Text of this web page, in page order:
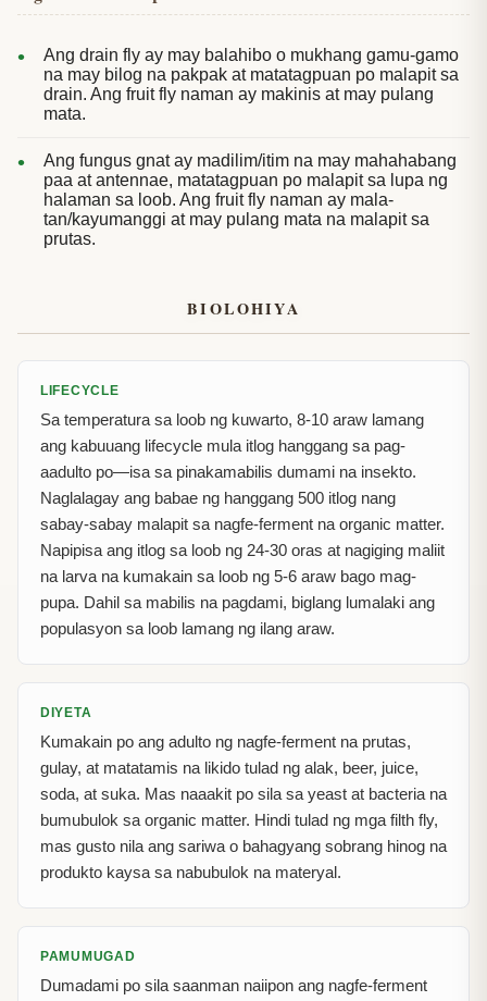
Ang drain fly ay may balahibo o mukhang gamu-gamo
na may bilog na pakpak at matatagpuan po malapit sa
drain. Ang fruit fly naman ay makinis at may pulang
mata.
Ang fungus gnat ay madilim/itim na may mahahabang
paa at antennae, matatagpuan po malapit sa lupa ng
halaman sa loob. Ang fruit fly naman ay mala-
tan/kayumanggi at may pulang mata na malapit sa
prutas.
BIOLOHIYA
LIFECYCLE
Sa temperatura sa loob ng kuwarto, 8-10 araw lamang
ang kabuuang lifecycle mula itlog hanggang sa pag-
aadulto po—isa sa pinakamabilis dumami na insekto.
Naglalagay ang babae ng hanggang 500 itlog nang
sabay-sabay malapit sa nagfe-ferment na organic matter.
Napipisa ang itlog sa loob ng 24-30 oras at nagiging maliit
na larva na kumakain sa loob ng 5-6 araw bago mag-
pupa. Dahil sa mabilis na pagdami, biglang lumalaki ang
populasyon sa loob lamang ng ilang araw.
DIYETA
Kumakain po ang adulto ng nagfe-ferment na prutas,
gulay, at matatamis na likido tulad ng alak, beer, juice,
soda, at suka. Mas naaakit po sila sa yeast at bacteria na
bumubulok sa organic matter. Hindi tulad ng mga filth fly,
mas gusto nila ang sariwa o bahagyang sobrang hinog na
produkto kaysa sa nabubulok na materyal.
PAMUMUGAD
Dumadami po sila saanman naiipon ang nagfe-ferment